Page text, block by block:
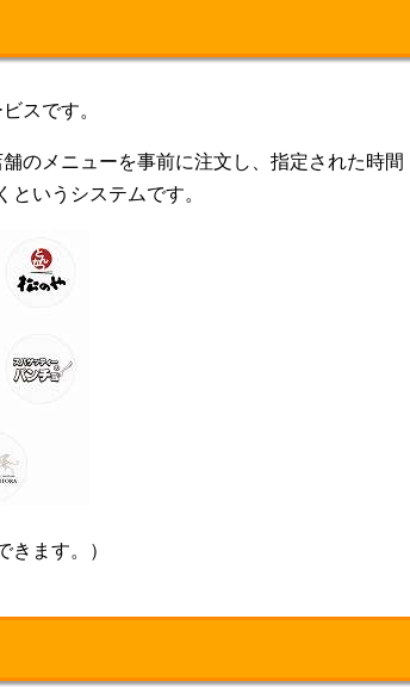
スです。
のメニューを事前に注文し、指定された時間
というシステムです。
きます。）